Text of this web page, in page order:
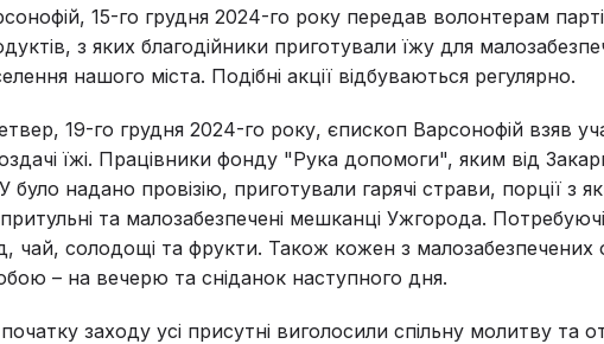
15-го грудня 2024-го року передав волонтерам
з яких благодійники приготували їжу для
нашого міста. Подібні акції відбуваються регулярно.
19-го грудня 2024-го року, єпископ Варсонофій взяв
їжі. Працівники фонду "Рука допомоги", яким від
було надано провізію, приготували гарячі страви, порції з
та малозабезпечені мешканці Ужгорода.
чай, солодощі та фрукти. Також кожен з малозабезпечених
– на вечерю та сніданок наступного дня.
заходу усі присутні виголосили спільну молитву та